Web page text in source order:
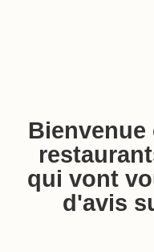
Bienvenue
qui vont
d'avis